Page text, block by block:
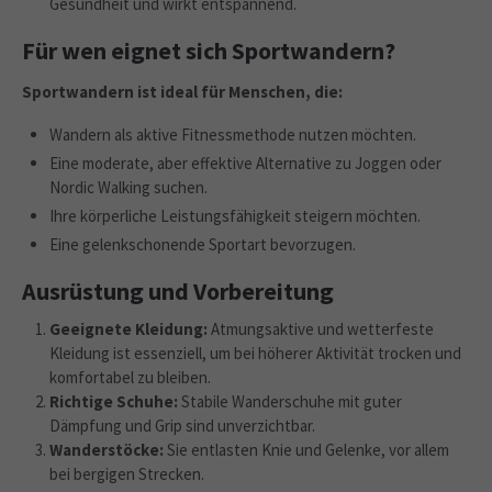
Für wen eignet sich Sportwandern?
Sportwandern ist ideal für Menschen, die:
Wandern als aktive Fitnessmethode nutzen möchten.
Eine moderate, aber effektive Alternative zu Joggen oder
Nordic Walking suchen.
Ihre körperliche Leistungsfähigkeit steigern möchten.
Eine gelenkschonende Sportart bevorzugen.
Ausrüstung und Vorbereitung
Geeignete Kleidung: Atmungsaktive und wetterfeste
Kleidung ist essenziell, um bei höherer Aktivität trocken und
komfortabel zu bleiben.
Richtige Schuhe: Stabile Wanderschuhe mit guter
Dämpfung und Grip sind unverzichtbar.
Wanderstöcke: Sie entlasten Knie und Gelenke, vor allem
bei bergigen Strecken.